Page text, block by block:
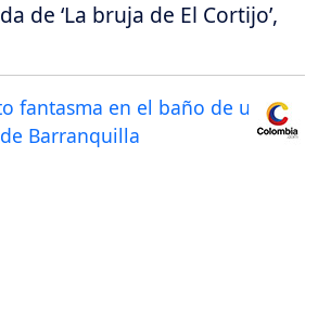
de ‘La bruja de El Cortijo’,